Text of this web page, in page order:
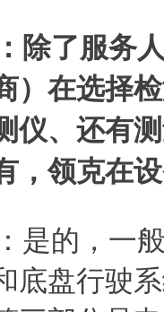
除了服务
）在选择
仪、还有
，领克在
是的，一
底盘行驶